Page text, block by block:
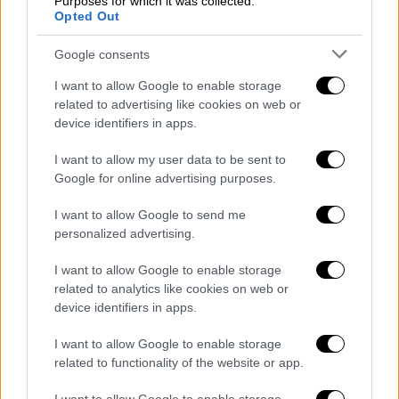
Opted Out
Google consents
I want to allow Google to enable storage
related to advertising like cookies on web or
device identifiers in apps.
I want to allow my user data to be sent to
Google for online advertising purposes.
I want to allow Google to send me
personalized advertising.
I want to allow Google to enable storage
related to analytics like cookies on web or
device identifiers in apps.
I want to allow Google to enable storage
related to functionality of the website or app.
σουίτας της.
To 1990 ο πρώην υπουργός της
τρεις πυροβολισμούς κατά τη διάρκεια
πολιτικής εκδήλωσης, που είχαν ως
Τo 2002 ένοπλος πυροβόλησε, αλλά
αστόχησε, κατά του Γάλλου πρόεδρου
Ζακ Σιράκ, ενώ έκανε επιθεώρηση
στρατευμάτων την Ημέρα της
Το 2003 ο πρωθυπουργός της Σερβίας,
οΖόραν Τζίντζιτς
Σερβίας. Ο Τζίντζιτς ήταν φιλοδυτικός
πολιτικός που ηγήθηκε της
απομάκρυνσης του Σλόμπονταν